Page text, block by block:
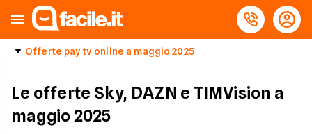
Offerte pay tv online a maggio 2025
Le offerte Sky, DAZN e TIMVision a
maggio 2025